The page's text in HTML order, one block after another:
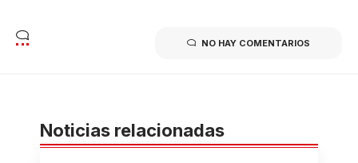
NO HAY COMENTARIOS
Noticias relacionadas